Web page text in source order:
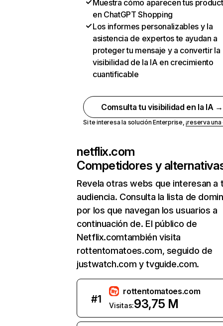
Muestra cómo aparecen tus
en ChatGPT Shopping
Los informes personalizables y la
asistencia de expertos te ayudan a
proteger tu mensaje y a convertir la
visibilidad de la IA en crecimiento
cuantificable
Comsulta tu visibilidad en la IA →
Si te interesa la solución Enterprise,¡reserva
netflix.com
Competidores y
Revela otras webs que interesan a
audiencia. Consulta la lista de
por los que navegan los usuarios a
continuación de. El público de
Netflix.comtambién visita
rottentomatoes.com, seguido de
justwatch.com y tvguide.com.
#1
rottentomatoes.com
Visitas:93,75 M